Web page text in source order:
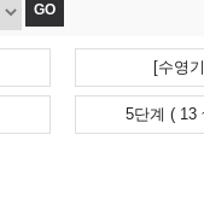
GO
[수영
5단계 ( 13